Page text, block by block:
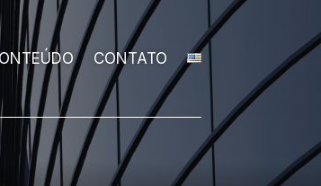
CONTATO